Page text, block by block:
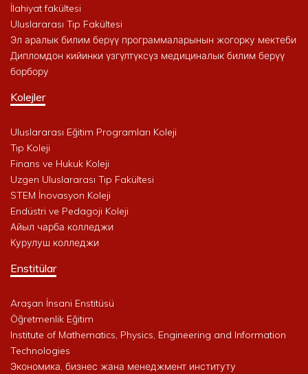
İlahiyat fakültesi
Uluslararası Tıp Fakültesi
Эл аралык билим берүү программаларынын жогорку мектеби
Дипломдон кийинки үзгүлтүксүз медициналык билим берүү
борбору
Kolejler
Uluslararası Eğitim Programları Koleji
Tıp Koleji
Finans ve Hukuk Koleji
Uzgen Uluslararası Tıp Fakültesi
STEM İnovasyon Koleji
Endüstri ve Pedagoji Koleji
Айыл чарба колледжи
Курулуш колледжи
Enstitülar
Araşan İnsani Enstitüsü
Öğretmenlik Eğitim
Institute of Mathematics, Physics, Engineering and Information
Technologies
Экономика, бизнес жана менеджмент институту